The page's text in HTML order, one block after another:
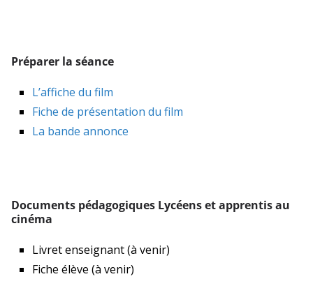
Préparer la séance
L’affiche du film
Fiche de présentation du film
La bande annonce
Documents pédagogiques Lycéens et apprentis au
cinéma
Livret enseignant (à venir)
Fiche élève (à venir)